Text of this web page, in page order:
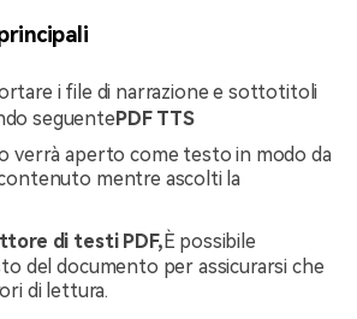
i file di narrazione e sottotitoli
seguentePDF TTS
verrà aperto come testo in modo da
mentre ascolti la
di testi PDF,È possibile
del documento per assicurarsi che
di lettura.